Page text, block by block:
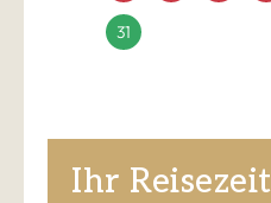
Ihr
31